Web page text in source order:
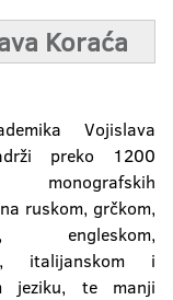
i sporta
Koraća
Vojislava
preko 1200
monografskih
ruskom, grčkom,
engleskom,
italijanskom i
jeziku, te manji